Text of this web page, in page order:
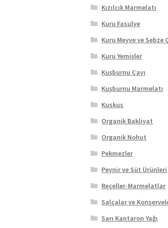
Kızılcık Marmelatı
Kuru Fasulye
Kuru Meyve ve Sebze
Kuru Yemişler
Kuşburnu Çayı
Kuşburnu Marmelatı
Kuskus
Organik Bakliyat
Organik Nohut
Pekmezler
Peynir ve Süt Ürünleri
Reçeller-Marmelatlar
Salçalar ve
Sarı Kantaron Yağı